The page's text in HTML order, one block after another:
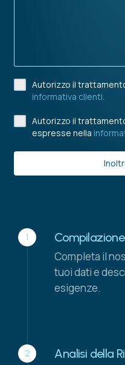
Autorizzo il
informativa clienti.
Autorizzo il
espresse nella
1
Completa il
tuoi dati e
esigenze.
2 Analisi della